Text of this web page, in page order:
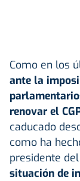
Como en los
ante la
renovar el
caducado
como ha
presidente
situación de